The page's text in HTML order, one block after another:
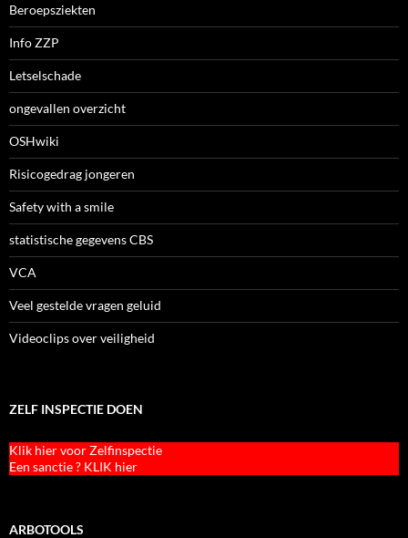
Beroepsziekten
Info ZZP
Letselschade
ongevallen overzicht
OSHwiki
Risicogedrag jongeren
Safety with a smile
statistische gegevens CBS
VCA
Veel gestelde vragen geluid
Videoclips over veiligheid
ZELF INSPECTIE DOEN
Klik hier voor Zelfinspectie
Een sanctie ? KLIK hier
ARBOTOOLS